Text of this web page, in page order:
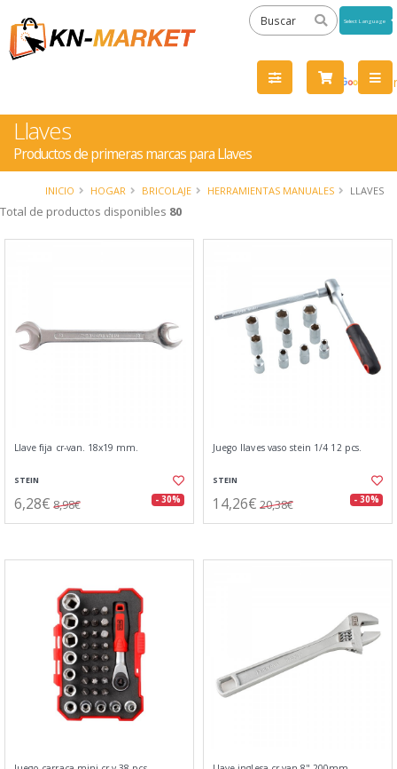
by
Llaves
Productos de primeras marcas para Llaves
INICIO HOGAR BRICOLAJE HERRAMIENTAS MANUALES LLAVES
Total de productos disponibles 80
Llave fija cr-van. 18x19 mm.
STEIN
6,28€ 8,98€ - 30%
Juego llaves vaso stein 1/4 12 pcs.
STEIN
14,26€ 20,38€ - 30%